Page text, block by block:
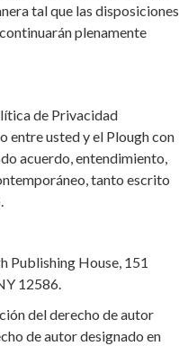
tal que las disposiciones
plenamente
de Privacidad
entre usted y el Plough con
acuerdo, entendimiento,
tanto escrito
Publishing House, 151
12586.
del derecho de autor
de autor designado en